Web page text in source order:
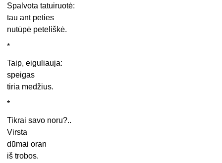
Spalvota tatuiruotė:
tau ant peties
nutūpė peteliškė.
*
Taip, eiguliauja:
speigas
tiria medžius.
*
Tikrai savo noru?..
Virsta
dūmai oran
iš trobos.